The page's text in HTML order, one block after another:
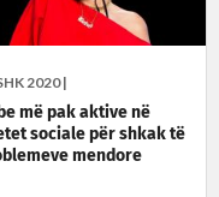
2020 |
më pak aktive në
sociale për shkak të
mendore